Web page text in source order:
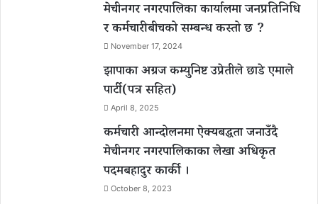
मेचीनगर नगरपालिका कार्यालमा जनप्रतिनिधि
र कर्मचारीबीचको सम्बन्ध कस्तो छ ?
November 17, 2024
झापाका अग्रज कम्युनिष्ट उप्रेतीले छाडे एमाले
पार्टी(पत्र सहित)
April 8, 2025
कर्मचारी आन्दोलनमा ऐक्यबद्धता जनाउँदै
मेचीनगर नगरपालिकाका लेखा अधिकृत
पदमबहादुर कार्की ।
October 8, 2023